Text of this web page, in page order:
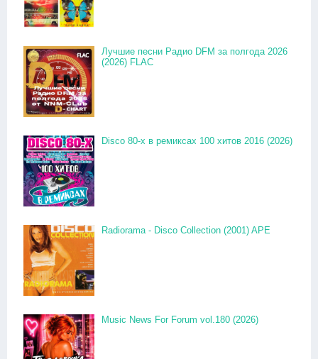
Лучшие песни Радио DFM за полгода 2026
(2026) FLAC
Disco 80-x в ремиксах 100 хитов 2016 (2026)
Radiorama - Disco Collection (2001) APE
Music News For Forum vol.180 (2026)